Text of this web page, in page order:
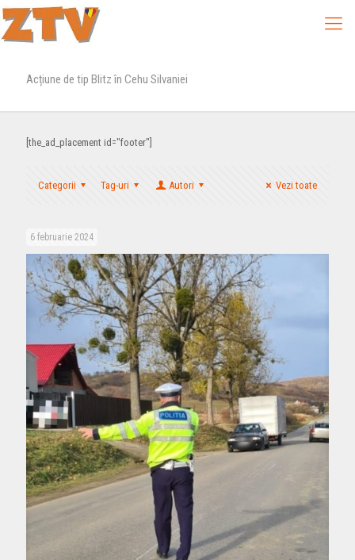
Acțiune de tip Blitz în Cehu Silvaniei
[the_ad_placement id="footer"]
Categorii Tag-uri Autori Vezi toate
6 februarie 2024